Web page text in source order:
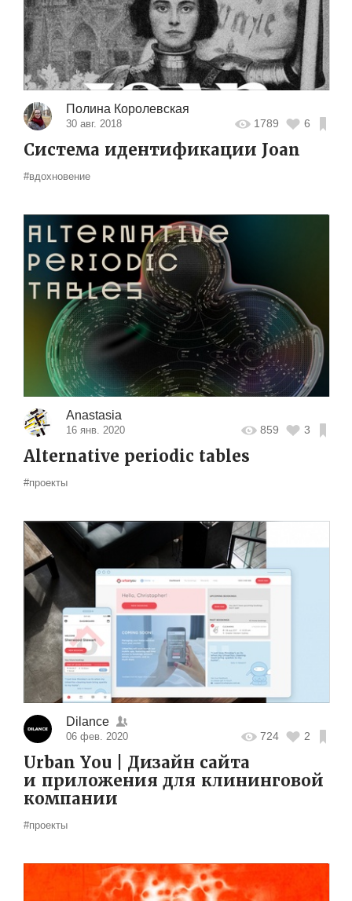
Полина Королевская
30 авг. 2018 1789 6
Система идентификации Joan
#вдохновение
Anastasia
16 янв. 2020 859 3
Alternative periodic tables
#проекты
Dilance
06 фев. 2020 724 2
Urban You | Дизайн сайта
и приложения для клининговой
компании
#проекты